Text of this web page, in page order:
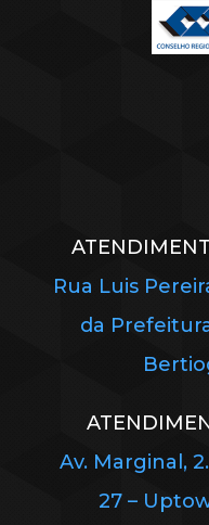
Rua Luis
da
Av. Marginal,
27 –